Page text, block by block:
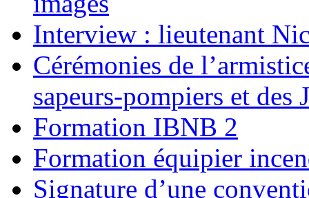
Interview : lieutenant
Cérémonies de
sapeurs-pompiers et des
Formation IBNB 2
Formation équipier
Signature d’une